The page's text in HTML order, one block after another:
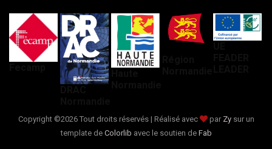
Copyright ©2026 Tout droits réservés | Réalisé avec par Zysur un
template de Colorlib avec le soutien de Fab